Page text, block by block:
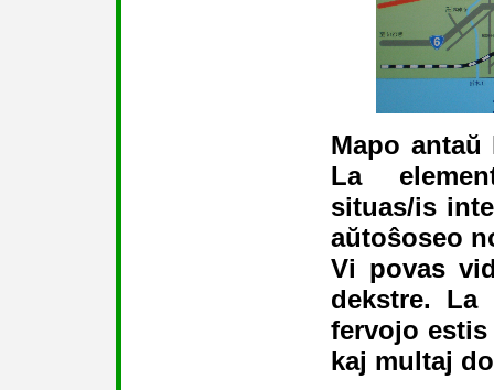
Mapo
La
situas/is
aŭtoŝoseo
Vi povas
dekstre.
fervojo
kaj multaj